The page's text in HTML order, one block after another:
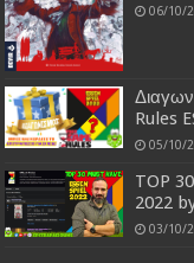
06/10/
Rules
05/10/
TOP
2022
03/10/